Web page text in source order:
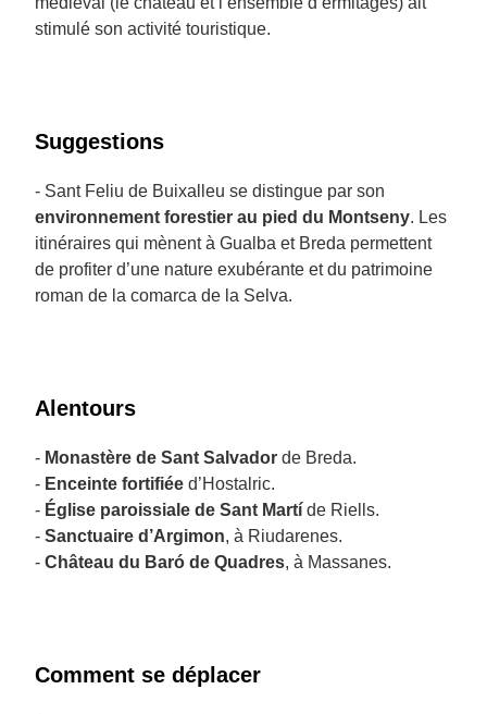
stimulé son activité touristique.
Suggestions
- Sant Feliu de Buixalleu se distingue par son
environnement forestier au pied du Montseny. Les
itinéraires qui mènent à Gualba et Breda permettent
de profiter d’une nature exubérante et du patrimoine
roman de la comarca de la Selva.
Alentours
- Monastère de Sant Salvador de Breda.
- Enceinte fortifiée d’Hostalric.
- Église paroissiale de Sant Martí de Riells.
- Sanctuaire d’Argimon, à Riudarenes.
- Château du Baró de Quadres, à Massanes.
Comment se déplacer